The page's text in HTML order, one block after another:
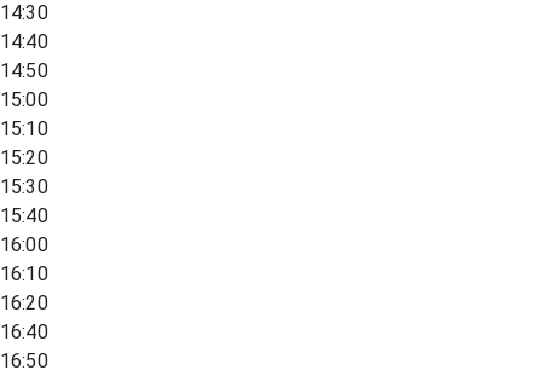
14:30
14:40
14:50
15:00
15:10
15:20
15:30
15:40
16:00
16:10
16:20
16:40
16:50